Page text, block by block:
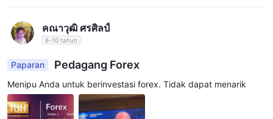
คณาวุฒิ ศรศิลป์
6-10 tahun
Paparan Pedagang Forex
Menipu Anda untuk berinvestasi forex. Tidak dapat menarik